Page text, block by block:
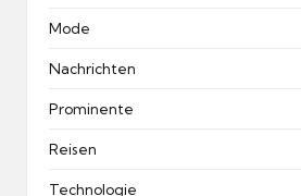
Mode
Nachrichten
Prominente
Reisen
Technologie